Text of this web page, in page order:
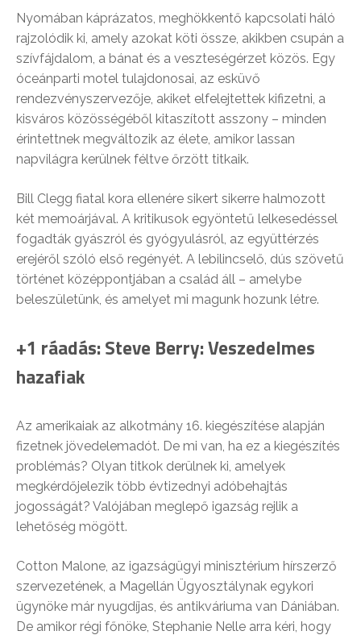
Nyomában káprázatos, meghökkentő kapcsolati háló
rajzolódik ki, amely azokat köti össze, akikben csupán a
szívfájdalom, a bánat és a veszteségérzet közös. Egy
óceánparti motel tulajdonosai, az esküvő
rendezvényszervezője, akiket elfelejtettek kifizetni, a
kisváros közösségéből kitaszított asszony – minden
érintettnek megváltozik az élete, amikor lassan
napvilágra kerülnek féltve őrzött titkaik.
Bill Clegg fiatal kora ellenére sikert sikerre halmozott
két memoárjával. A kritikusok egyöntetű lelkesedéssel
fogadták gyászról és gyógyulásról, az együttérzés
erejéről szóló első regényét. A lebilincselő, dús szövetű
történet középpontjában a család áll – amelybe
beleszületünk, és amelyet mi magunk hozunk létre.
+1 ráadás: Steve Berry: Veszedelmes
hazafiak
Az ​amerikaiak az alkotmány 16. kiegészítése alapján
fizetnek jövedelemadót. De mi van, ha ez a kiegészítés
problémás? Olyan titkok derülnek ki, amelyek
megkérdőjelezik több évtizednyi adóbehajtás
jogosságát? Valójában meglepő igazság rejlik a
lehetőség mögött.
Cotton Malone, az igazságügyi minisztérium hírszerző
szervezetének, a Magellán Ügyosztálynak egykori
ügynöke már nyugdíjas, és antikváriuma van Dániában.
De amikor régi főnöke, Stephanie Nelle arra kéri, hogy